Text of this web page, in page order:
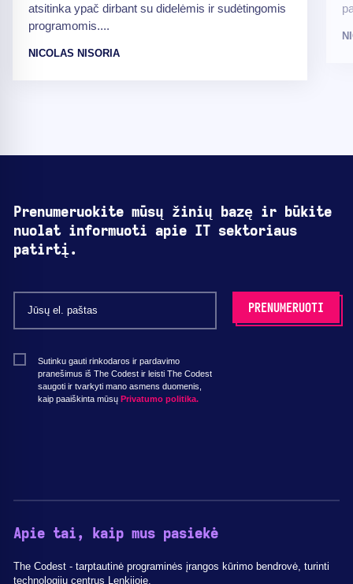
atsitinka ypač dirbant su didelėmis ir sudėtingomis
programomis....
NICOLAS NISORIA
Prenumeruokite mūsų žinių bazę ir būkite
nuolat informuoti apie IT sektoriaus
patirtį.
Sutinku gauti rinkodaros ir pardavimo
pranešimus iš The Codest ir leisti The Codest
saugoti ir tvarkyti mano asmens duomenis,
kaip paaiškinta mūsų Privatumo politika.
Apie tai, kaip mus pasiekė
The Codest - tarptautinė programinės įrangos kūrimo bendrovė, turinti
technologijų centrus Lenkijoje.